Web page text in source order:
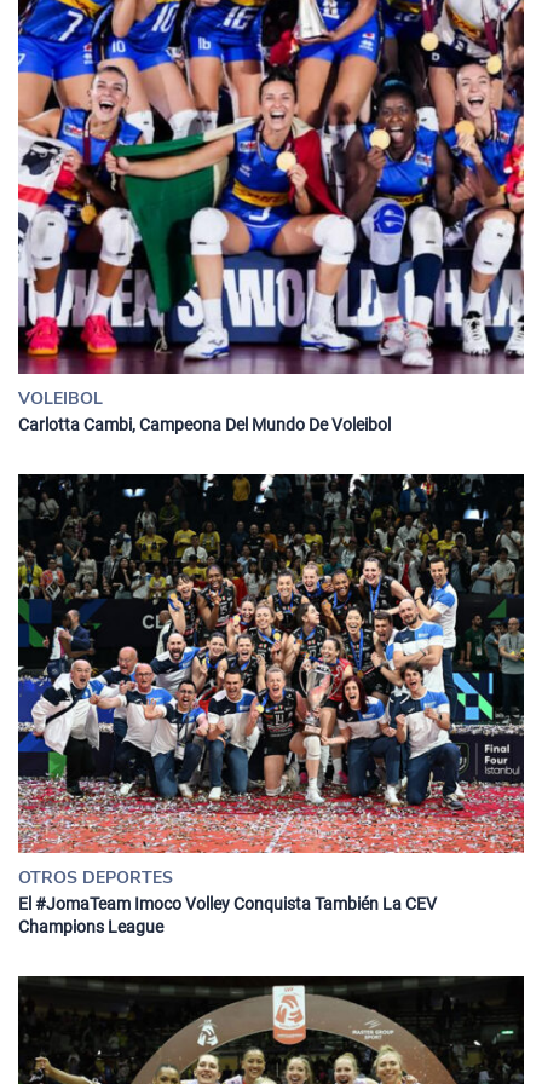
VOLEIBOL
Carlotta Cambi, Campeona Del Mundo De Voleibol
OTROS DEPORTES
El #JomaTeam Imoco Volley Conquista También La CEV
Champions League